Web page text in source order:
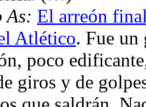
As: El arreón
Atlético. Fue un
poco
giros y de